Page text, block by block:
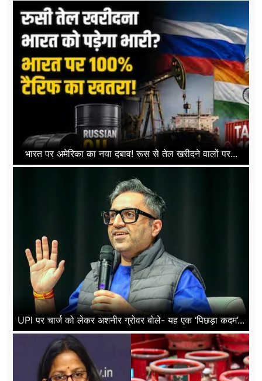
भारत पर अमेरिका का नया दबाव! रूस से तेल खरीदने वालों पर...
UPI पर चार्ज को लेकर अशनीर ग्रोवर बोले- यह एक ‘पिछड़ा कदम’...